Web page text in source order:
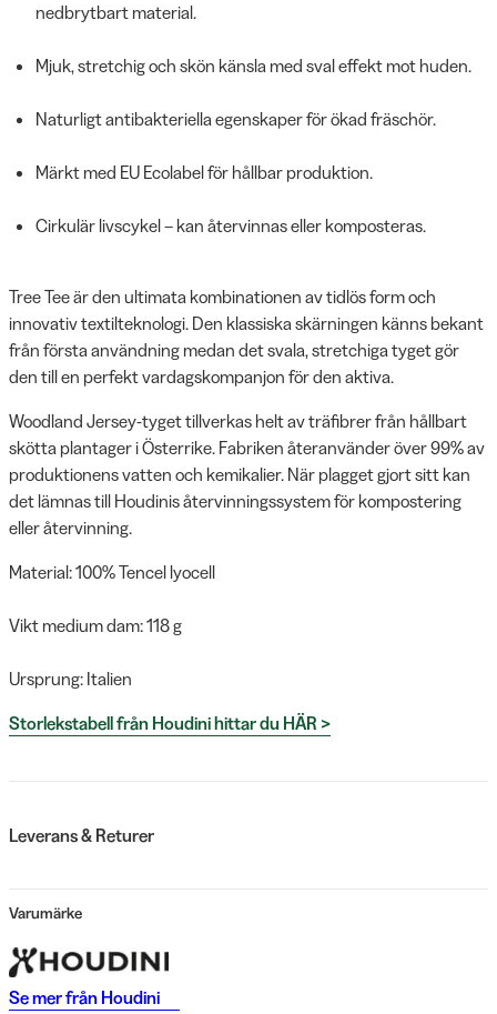
nedbrytbart material.
Mjuk, stretchig och skön känsla med sval effekt mot huden.
Naturligt antibakteriella egenskaper för ökad fräschör.
Märkt med EU Ecolabel för hållbar produktion.
Cirkulär livscykel – kan återvinnas eller komposteras.
Tree Tee är den ultimata kombinationen av tidlös form och
innovativ textilteknologi. Den klassiska skärningen känns bekant
från första användning medan det svala, stretchiga tyget gör
den till en perfekt vardagskompanjon för den aktiva.
Woodland Jersey-tyget tillverkas helt av träfibrer från hållbart
skötta plantager i Österrike. Fabriken återanvänder över 99% av
produktionens vatten och kemikalier. När plagget gjort sitt kan
det lämnas till Houdinis återvinningssystem för kompostering
eller återvinning.
Material: 100% Tencel lyocell
Vikt medium dam: 118 g
Ursprung: Italien
Storlekstabell från Houdini hittar du HÄR >
Leverans & Returer
Varumärke
Se mer från Houdini